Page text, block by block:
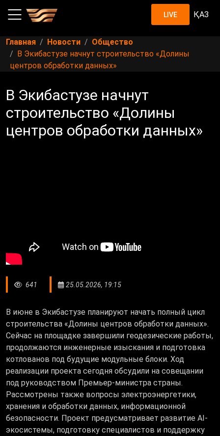
LIVE ҚАЗ
Главная Новости
Общество
В Экибастузе начнут строительство «Долины
центров обработки данных»
В Экибастузе начнут
строительство «Долины
центров обработки данных»
641 25.05.2026, 19:15
В июне в Экибастузе планируют начать полный цикл
строительства «Долины центров обработки данных».
Сейчас на площадке завершили геодезические работы,
продолжаются инженерные изыскания и подготовка
котлованов под будущие модульные блоки. Ход
реализации проекта сегодня обсудили на совещании
под руководством Премьер-министра страны.
Рассмотрены также вопросы электроэнергетики,
хранения и обработки данных, информационной
безопасности. Проект предусматривает развитие AI-
экосистемы, подготовку специалистов и поддержку